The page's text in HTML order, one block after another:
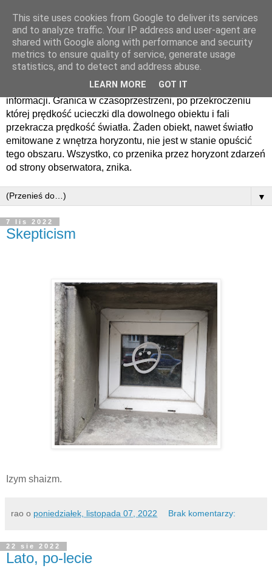
Horyzont zdarzen
Horyzont zdarzeń − sfera otaczająca czarną dziurę lub tunel
czasoprzestrzenny, oddzielająca obserwatora zdarzenia od
zdarzeń, o których nie może on nigdy otrzymać żadnych
informacji. Granica w czasoprzestrzeni, po przekroczeniu
której prędkość ucieczki dla dowolnego obiektu i fali
przekracza prędkość światła. Żaden obiekt, nawet światło
emitowane z wnętrza horyzontu, nie jest w stanie opuścić
tego obszaru. Wszystko, co przenika przez horyzont zdarzeń
od strony obserwatora, znika.
▼
7 lis 2022
Skepticism
Izym shaizm.
rao o poniedziałek, listopada 07, 2022 Brak komentarzy:
22 sie 2022
Lato, po-lecie
This site uses cookies from Google to deliver its services
and to analyze traffic. Your IP address and user-agent are
shared with Google along with performance and security
metrics to ensure quality of service, generate usage
statistics, and to detect and address abuse.
LEARN MORE GOT IT